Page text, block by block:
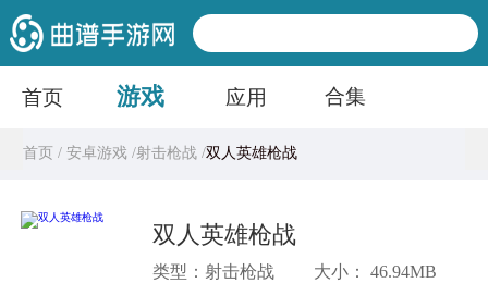
首页 游戏 应用 合集
首页 /安卓游戏 /射击枪战 /双人英雄枪战
双人英雄枪战
类型：射击枪战
大小： 46.94MB